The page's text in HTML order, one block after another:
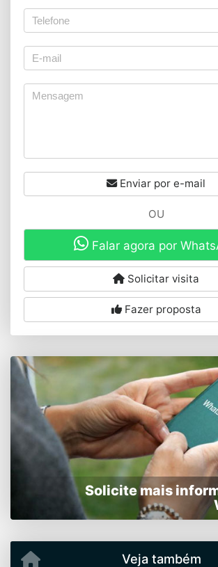
Enviar por e-mail
OU
Falar agora por
Solicitar visita
Fazer proposta
Solicite mais
Veja também